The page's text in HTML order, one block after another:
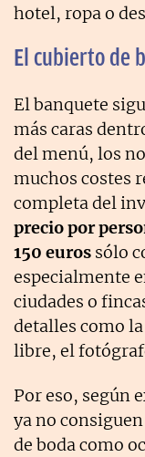
hotel, ropa o
El cubierto de
El banquete
más caras
del menú, los
muchos costes
completa del
precio por
150 euros sólo
especialmente
ciudades o
detalles como
libre, el
Por eso, según
ya no
de boda como